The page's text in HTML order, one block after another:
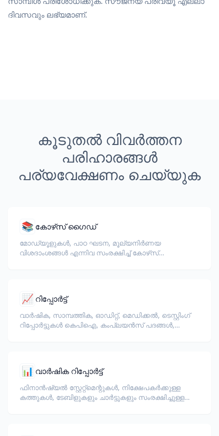
ദിവസവും ലഭ്യമാണ്.
കൂടുതൽ വിവർത്തന
പരിഹാരങ്ങൾ
പര്യവേക്ഷണം ചെയ്യുക
📚 കോഴ്‌സ് ഗൈഡ്
മോഡ്യൂളുകൾ, പാഠ ഘടന, മൂല്യനിർണയ
വിശദാംശങ്ങൾ എന്നിവ സംരക്ഷിച്ച് കോഴ്‌സ്
📈 റിപ്പോർട്ട്
വാർഷിക, സാമ്പത്തിക, ഓഡിറ്റ്, മെഡിക്കൽ, ടെസ്റ്റിംഗ്
റിപ്പോർട്ടുകൾ കെപിഐ, കംപ്ലയൻസ് പദങ്ങൾ,
📊 വാർഷിക റിപ്പോർട്ട്
ഫിനാൻഷ്യൽ സ്റ്റേറ്റ്മെന്റുകൾ, നിക്ഷേപകർക്കുള്ള
കത്തുകൾ, ടേബിളുകളും ചാർട്ടുകളും സംരക്ഷിച്ചുള്ള